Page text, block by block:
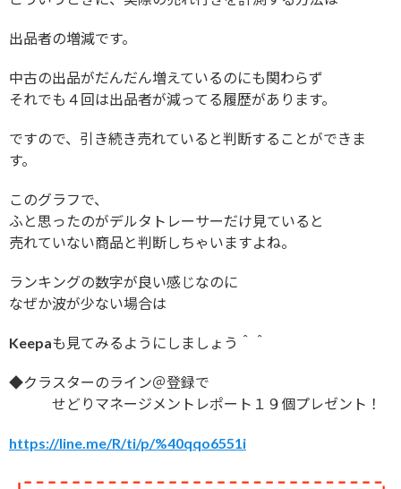
出品者の増減です。
中古の出品がだんだん増えているのにも関わらず
それでも４回は出品者が減ってる履歴があります。
ですので、引き続き売れていると判断することができま
す。
このグラフで、
ふと思ったのがデルタトレーサーだけ見ていると
売れていない商品と判断しちゃいますよね。
ランキングの数字が良い感じなのに
なぜか波が少ない場合は
Keepaも見てみるようにしましょう＾＾
◆クラスターのライン＠登録で
せどりマネージメントレポート１９個プレゼント！
https://line.me/R/ti/p/%40qqo6551i